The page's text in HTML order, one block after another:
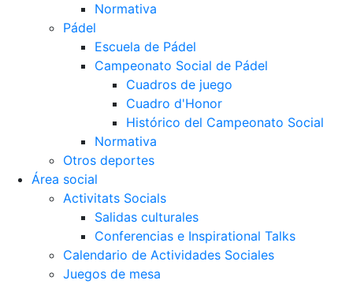
Normativa
Pádel
Escuela de Pádel
Campeonato Social de Pádel
Cuadros de juego
Cuadro d'Honor
Histórico del Campeonato Social
Normativa
Otros deportes
Área social
Activitats Socials
Salidas culturales
Conferencias e Inspirational Talks
Calendario de Actividades Sociales
Juegos de mesa